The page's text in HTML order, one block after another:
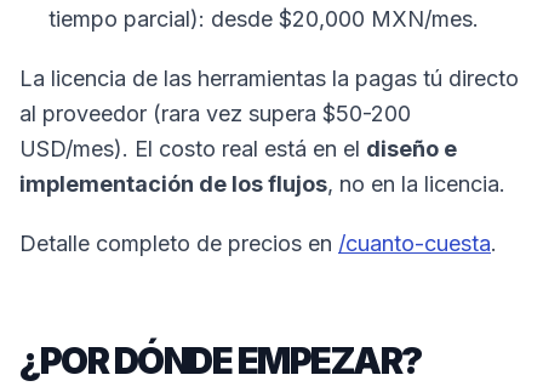
tiempo parcial): desde $20,000 MXN/mes.
La licencia de las herramientas la pagas tú directo
al proveedor (rara vez supera $50-200
USD/mes). El costo real está en el diseño e
implementación de los flujos, no en la licencia.
Detalle completo de precios en /cuanto-cuesta.
¿POR DÓNDE EMPEZAR?